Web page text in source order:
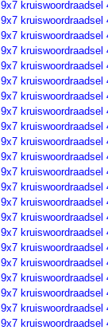
9x7 kruiswoordraadsel
9x7 kruiswoordraadsel
9x7 kruiswoordraadsel
9x7 kruiswoordraadsel
9x7 kruiswoordraadsel
9x7 kruiswoordraadsel
9x7 kruiswoordraadsel
9x7 kruiswoordraadsel
9x7 kruiswoordraadsel
9x7 kruiswoordraadsel
9x7 kruiswoordraadsel
9x7 kruiswoordraadsel
9x7 kruiswoordraadsel
9x7 kruiswoordraadsel
9x7 kruiswoordraadsel
9x7 kruiswoordraadsel
9x7 kruiswoordraadsel
9x7 kruiswoordraadsel
9x7 kruiswoordraadsel
9x7 kruiswoordraadsel
9x7 kruiswoordraadsel
9x7 kruiswoordraadsel